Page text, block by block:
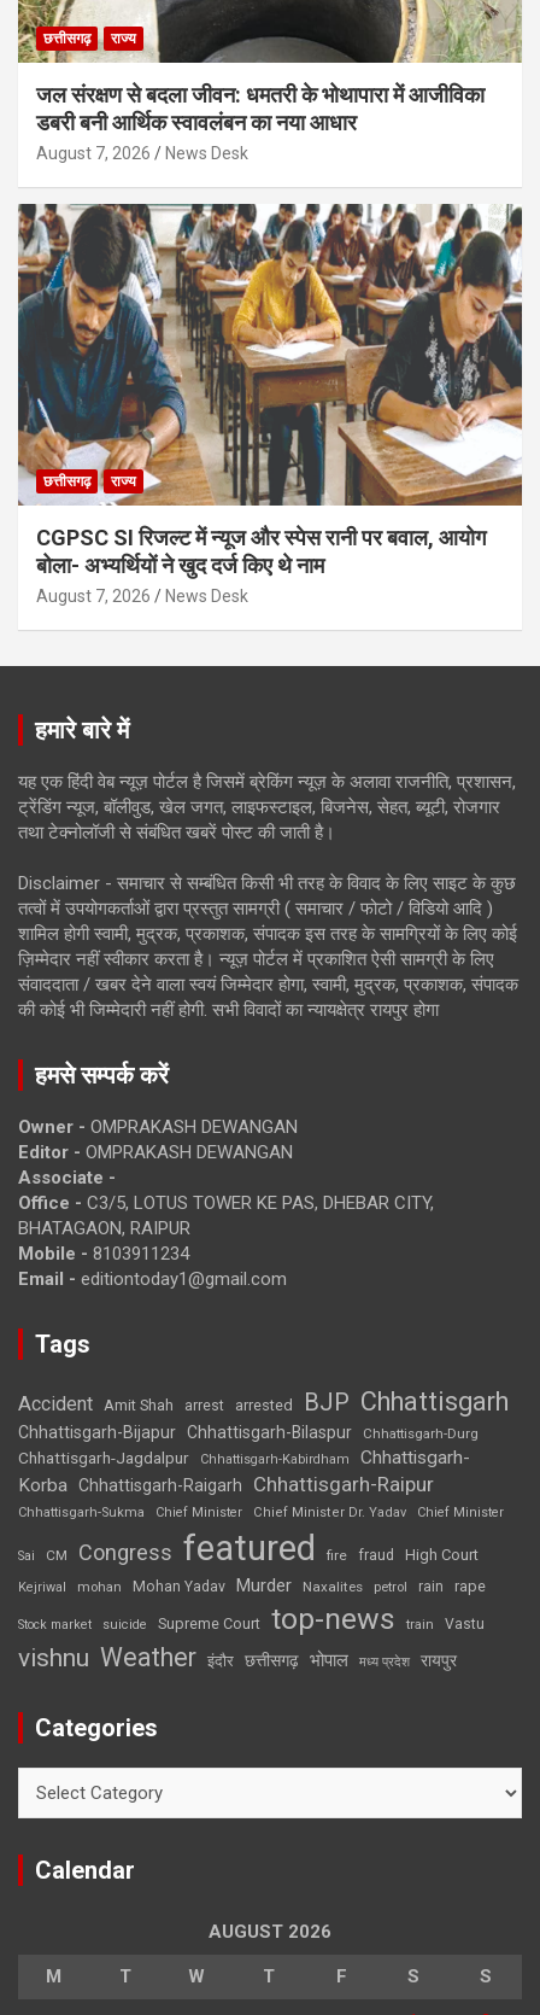
छत्तीसगढ़ राज्य
जल संरक्षण से बदला जीवन: धमतरी के भोथापारा में आजीविका
डबरी बनी आर्थिक स्वावलंबन का नया आधार
August 7, 2026 News Desk
छत्तीसगढ़ राज्य
CGPSC SI रिजल्ट में न्यूज और स्पेस रानी पर बवाल, आयोग
बोला- अभ्यर्थियों ने खुद दर्ज किए थे नाम
August 7, 2026 News Desk
हमारे बारे में
यह एक हिंदी वेब न्यूज़ पोर्टल है जिसमें ब्रेकिंग न्यूज़ के अलावा राजनीति, प्रशासन,
ट्रेंडिंग न्यूज, बॉलीवुड, खेल जगत, लाइफस्टाइल, बिजनेस, सेहत, ब्यूटी, रोजगार
तथा टेक्नोलॉजी से संबंधित खबरें पोस्ट की जाती है।
Disclaimer - समाचार से सम्बंधित किसी भी तरह के विवाद के लिए साइट के कुछ
तत्वों में उपयोगकर्ताओं द्वारा प्रस्तुत सामग्री ( समाचार / फोटो / विडियो आदि )
शामिल होगी स्वामी, मुद्रक, प्रकाशक, संपादक इस तरह के सामग्रियों के लिए कोई
ज़िम्मेदार नहीं स्वीकार करता है। न्यूज़ पोर्टल में प्रकाशित ऐसी सामग्री के लिए
संवाददाता / खबर देने वाला स्वयं जिम्मेदार होगा, स्वामी, मुद्रक, प्रकाशक, संपादक
की कोई भी जिम्मेदारी नहीं होगी. सभी विवादों का न्यायक्षेत्र रायपुर होगा
हमसे सम्पर्क करें
Owner - OMPRAKASH DEWANGAN
Editor - OMPRAKASH DEWANGAN
Associate -
Office - C3/5, LOTUS TOWER KE PAS, DHEBAR CITY,
BHATAGAON, RAIPUR
Mobile - 8103911234
Email - editiontoday1@gmail.com
Tags
Accident Amit Shah arrest arrested BJP Chhattisgarh
Chhattisgarh-Bijapur Chhattisgarh-Bilaspur Chhattisgarh-Durg
Chhattisgarh-Jagdalpur Chhattisgarh-Kabirdham
Chhattisgarh-
Korba Chhattisgarh-Raigarh Chhattisgarh-Raipur
Chhattisgarh-Sukma Chief Minister Chief Minister Dr. Yadav Chief Minister
Sai CM Congress featured fire fraud High Court
Kejriwal mohan Mohan Yadav Murder Naxalites petrol rain rape
Stock market suicide Supreme Court top-news train Vastu
vishnu Weather इंदौर छत्तीसगढ़ भोपाल मध्य प्रदेश रायपुर
Categories
Calendar
AUGUST 2026
M T W T F S S